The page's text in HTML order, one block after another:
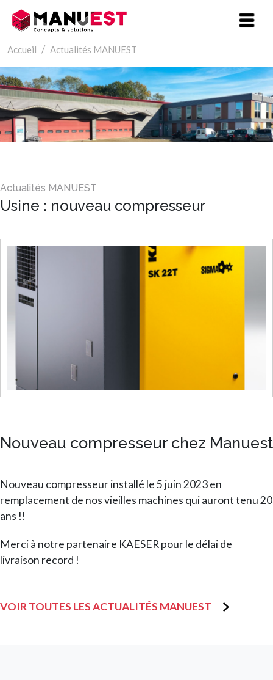
Accueil Actualités MANUEST
Titre
Usine : nouveau compresseur
Nouveau compresseur chez Manuest
Nouveau compresseur installé le 5 juin 2023 en
remplacement de nos vieilles machines qui auront tenu 20
ans !!
Merci à notre partenaire KAESER pour le délai de
livraison record !
VOIR TOUTES LES ACTUALITÉS MANUEST